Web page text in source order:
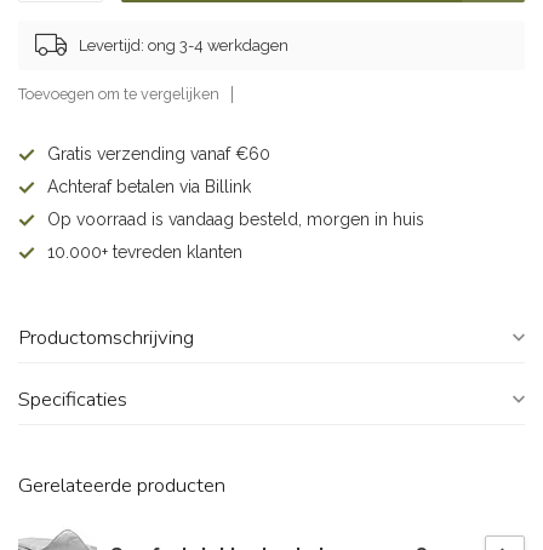
Levertijd: ong 3-4 werkdagen
Toevoegen om te vergelijken
Gratis verzending vanaf €60
Achteraf betalen via Billink
Op voorraad is vandaag besteld, morgen in huis
10.000+ tevreden klanten
Productomschrijving
Specificaties
Gerelateerde producten